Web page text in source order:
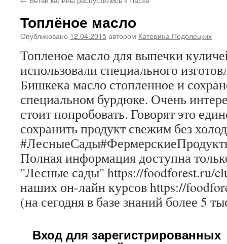
Топлёное масло
Опубликовано 12.04.2015автором Катерина Подолецких
Топленое масло для выпечки
использовали специального
Бишкека масло стопленное и
специальном бурдюке. Очень
стоит попробовать. Говорят это
сохранить продукт свежим без
Полная информация доступна
"Лесные сады" https://foodforest.ru/
наших он-лайн курсов https://
(на сегодня в базе знаний более 5
Вход для зарегистрированных